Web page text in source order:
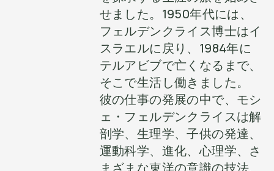
せました。1950年代には、
フェルデンクライス博士はイ
スラエルに戻り、1984年に
テルアビブで亡くなるまで、
そこで生活し働きました。
彼の仕事の発展の中で、モシ
ェ・フェルデンクライスは解
剖学、生理学、子供の発達、
運動科学、進化、心理学、さ
まざまな東洋の意識の技法、